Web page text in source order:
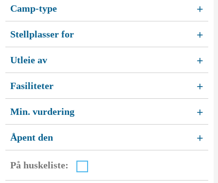
Camp-type
+
Stellplasser for +
Utleie av +
Fasiliteter +
Min. vurdering +
Åpent den +
På huskeliste: